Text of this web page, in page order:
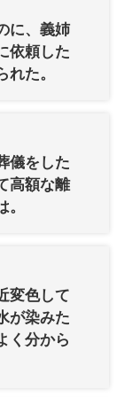
に、義姉
依頼した
た。
儀をした
高額な離
変色して
が染みた
く分から